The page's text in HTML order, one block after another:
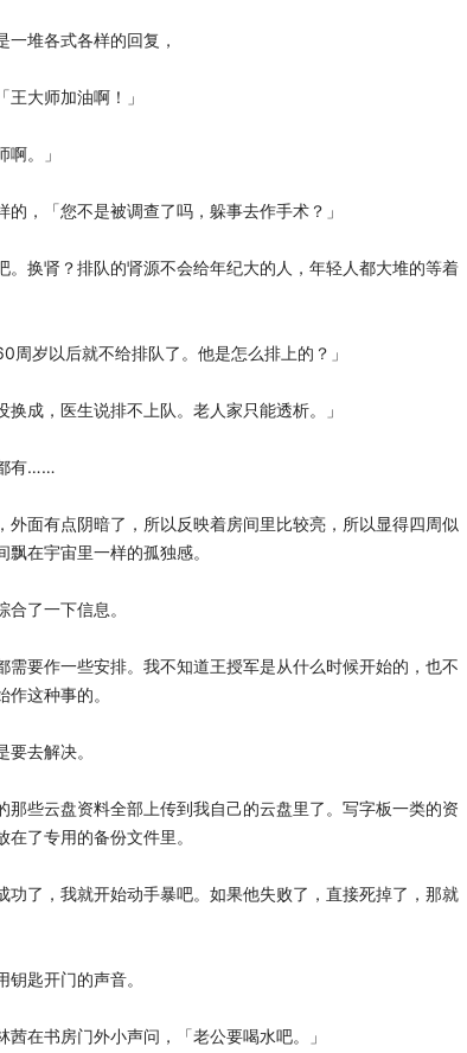
堆各式各样的回复，
大师加油啊！」
。」
，「您不是被调查了吗，躲事去作手术？」
换肾？排队的肾源不会给年纪大的人，年轻人都大堆的等着
岁以后就不给排队了。他是怎么排上的？」
成，医生说排不上队。老人家只能透析。」
有……
面有点阴暗了，所以反映着房间里比较亮，所以显得四周似
飘在宇宙里一样的孤独感。
了一下信息。
要作一些安排。我不知道王授军是从什么时候开始的，也不
这种事的。
去解决。
些云盘资料全部上传到我自己的云盘里了。写字板一类的资
在了专用的备份文件里。
了，我就开始动手暴吧。如果他失败了，直接死掉了，那就
匙开门的声音。
在书房门外小声问，「老公要喝水吧。」